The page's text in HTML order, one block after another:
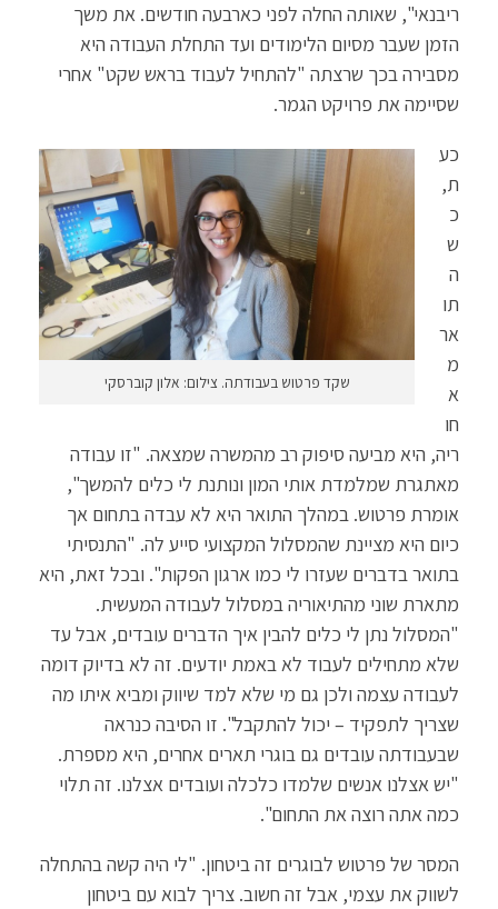
ריבנאי", שאותה החלה לפני כארבעה חודשים. את משך
הזמן שעבר מסיום הלימודים ועד התחלת העבודה היא
מסבירה בכך שרצתה "להתחיל לעבוד בראש שקט" אחרי
שסיימה את פרויקט הגמר.
שקד פרטוש בעבודתה. צילום: אלון קוברסקי
כע
ת,
כ
ש
ה
תו
אר
מ
א
חו
ריה, היא מביעה סיפוק רב מהמשרה שמצאה. "זו עבודה
מאתגרת שמלמדת אותי המון ונותנת לי כלים להמשך",
אומרת פרטוש. במהלך התואר היא לא עבדה בתחום אך
כיום היא מציינת שהמסלול המקצועי סייע לה. "התנסיתי
בתואר בדברים שעזרו לי כמו ארגון הפקות". ובכל זאת, היא
מתארת שוני מהתיאוריה במסלול לעבודה המעשית.
"המסלול נתן לי כלים להבין איך הדברים עובדים, אבל עד
שלא מתחילים לעבוד לא באמת יודעים. זה לא בדיוק דומה
לעבודה עצמה ולכן גם מי שלא למד שיווק ומביא איתו מה
שצריך לתפקיד – יכול להתקבל". זו הסיבה כנראה
שבעבודתה עובדים גם בוגרי תארים אחרים, היא מספרת.
"יש אצלנו אנשים שלמדו כלכלה ועובדים אצלנו. זה תלוי
כמה אתה רוצה את התחום".
המסר של פרטוש לבוגרים זה ביטחון. "לי היה קשה בהתחלה
לשווק את עצמי, אבל זה חשוב. צריך לבוא עם ביטחון